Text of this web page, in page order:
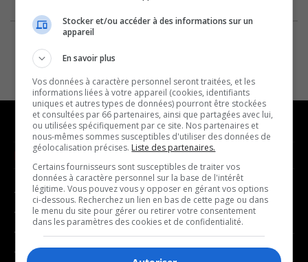
NOUVELLES
- Affaires municipales
- Communauté / Social
- Culture
- Économie
MUSIQUE
- Décompte franco
- Joué récemment
BALADOS
Stocker et/ou accéder à des informations sur un
appareil
En savoir plus
Vos données à caractère personnel seront traitées, et les
informations liées à votre appareil (cookies, identifiants
uniques et autres types de données) pourront être stockées
et consultées par 66 partenaires, ainsi que partagées avec lui,
ou utilisées spécifiquement par ce site. Nos partenaires et
nous-mêmes sommes susceptibles d'utiliser des données de
géolocalisation précises. Liste des partenaires.
Certains fournisseurs sont susceptibles de traiter vos
données à caractère personnel sur la base de l'intérêt
légitime. Vous pouvez vous y opposer en gérant vos options
ci-dessous. Recherchez un lien en bas de cette page ou dans
le menu du site pour gérer ou retirer votre consentement
dans les paramètres des cookies et de confidentialité.